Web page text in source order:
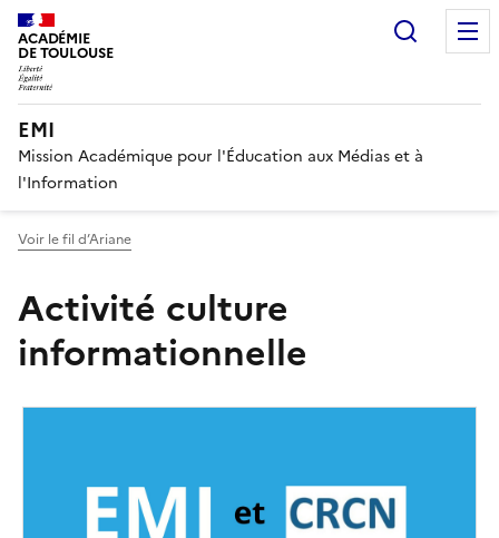
ACADÉMIE
DE TOULOUSE
EMI
Mission Académique pour l'Éducation aux Médias et à
l'Information
Voir le fil d’Ariane
Activité culture
informationnelle
(conseillée)